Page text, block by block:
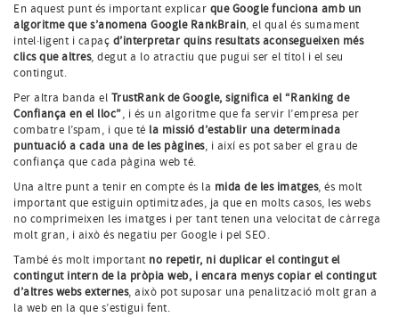
En aquest punt és important explicar que Google funciona amb un
algoritme que s’anomena Google RankBrain, el qual és sumament
intel·ligent i capaç d’interpretar quins resultats aconsegueixen més
clics que altres, degut a lo atractiu que pugui ser el títol i el seu
contingut.
Per altra banda el TrustRank de Google, significa el “Ranking de
Confiança en el lloc”, i és un algoritme que fa servir l’empresa per
combatre l’spam, i que té la missió d’establir una determinada
puntuació a cada una de les pàgines, i així es pot saber el grau de
confiança que cada pàgina web té.
Una altre punt a tenir en compte és la mida de les imatges, és molt
important que estiguin optimitzades, ja que en molts casos, les webs
no comprimeixen les imatges i per tant tenen una velocitat de càrrega
molt gran, i això és negatiu per Google i pel SEO.
També és molt important no repetir, ni duplicar el contingut el
contingut intern de la pròpia web, i encara menys copiar el contingut
d’altres webs externes, això pot suposar una penalització molt gran a
la web en la que s’estigui fent.